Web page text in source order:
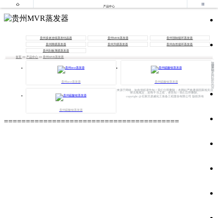

产品中心

贵州多效连续蒸发结晶器 贵州MVR蒸发器 贵州强制循环蒸发器
贵州降膜蒸发器 贵州升膜蒸发器 贵州自然循环蒸发器
贵州刮板薄膜蒸发器
首页 >> 产品中心 >>贵州MVR蒸发器
贵州mvr蒸发器 贵州硫酸铵蒸发器
贵州硫酸铵蒸发器
法
律
声
明
本
网
站
部
分
内
容
来源于网络，如有侵权请告知！我们立即删除；本网站严格遵循国家相关法
律法规规定，如有不当之处，请告知！我们立即删除。
copyright @石家庄鼎威化工装备工程股份有限公司 版权所有
========================================